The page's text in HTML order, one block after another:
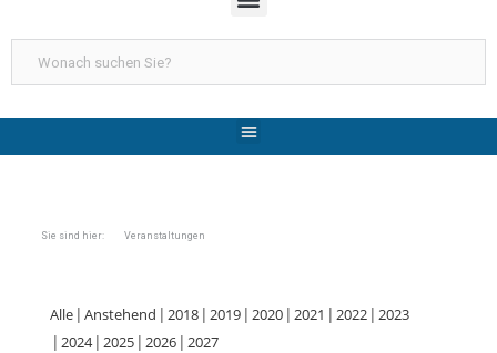
Sie sind hier: Veranstaltungen
Alle Anstehend 2018 2019 2020 2021 2022 2023
2024 2025 2026 2027